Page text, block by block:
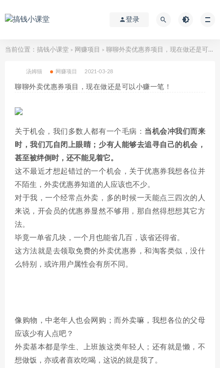
登录
当前位置： 搞钱小课堂 > 网赚项目 > 聊聊外卖优惠券项目，现在做还是可以小赚一笔！
汤姆猫 网赚项目 2021-03-28
聊聊外卖优惠券项目，现在做还是可以小赚一笔！
关于机会，我们多数人都有一个毛病： 当机会冲我们而来
时，我们兀自闭上眼睛；少有人能够去追寻自己的机会，
甚至被绊倒时，还不能见着它。
这不最近才想起错过的一个机会，关于优惠券我想各位并
不陌生，外卖优惠券知道的人应该也不少。
对于我，一个经常点外卖，多的时候一天能点三四次的人
来说，开会员的优惠券显然不够用，那自然得想想其它方
法。
毕竟一单省几块，一个月也能省几百，该省还得省。
这方法就是去领取免费的外卖优惠券，和淘客类似，没什
么特别，或许用户属性会有所不同。
像购物，中老年人也会网购；而外卖嘛，我想各位的父母
应该少有人点吧？
外卖基本都是学生、上班族这类年轻人；还有就是懒，不
想做饭，亦或者喜欢吃喝，这说的就是我了。